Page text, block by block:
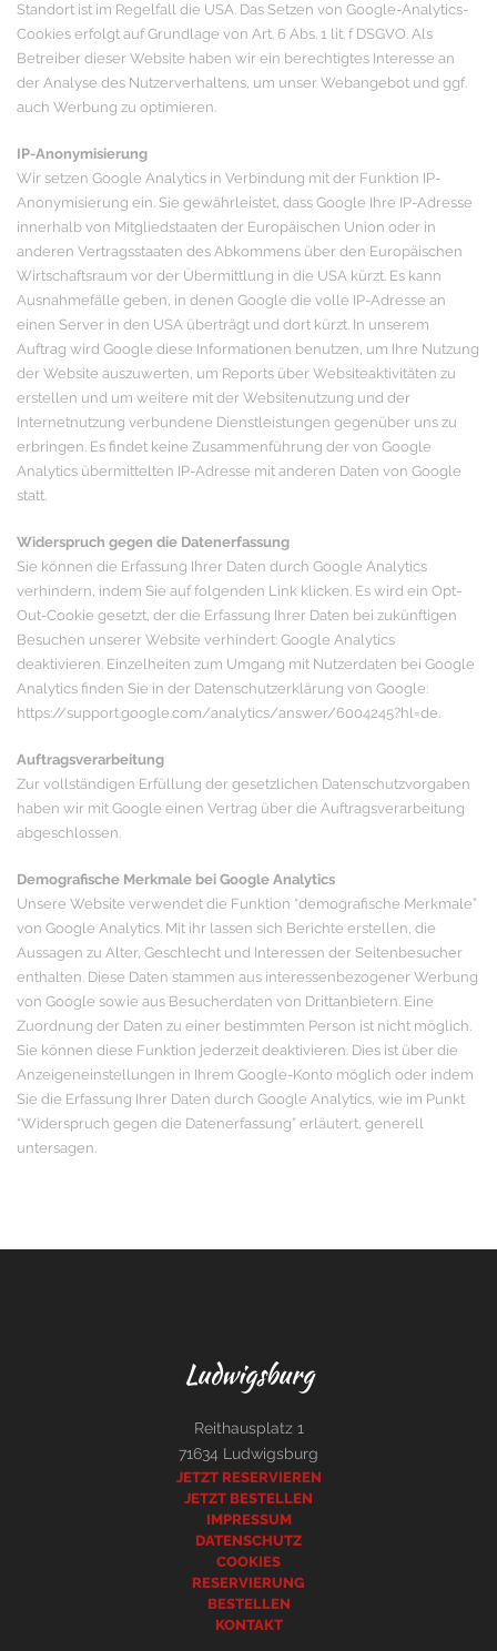
Standort ist im Regelfall die USA. Das Setzen von Google-Analytics-
Cookies erfolgt auf Grundlage von Art. 6 Abs. 1 lit. f DSGVO. Als
Betreiber dieser Website haben wir ein berechtigtes Interesse an
der Analyse des Nutzerverhaltens, um unser Webangebot und ggf.
auch Werbung zu optimieren.
IP-Anonymisierung
Wir setzen Google Analytics in Verbindung mit der Funktion IP-
Anonymisierung ein. Sie gewährleistet, dass Google Ihre IP-Adresse
innerhalb von Mitgliedstaaten der Europäischen Union oder in
anderen Vertragsstaaten des Abkommens über den Europäischen
Wirtschaftsraum vor der Übermittlung in die USA kürzt. Es kann
Ausnahmefälle geben, in denen Google die volle IP-Adresse an
einen Server in den USA überträgt und dort kürzt. In unserem
Auftrag wird Google diese Informationen benutzen, um Ihre Nutzung
der Website auszuwerten, um Reports über Websiteaktivitäten zu
erstellen und um weitere mit der Websitenutzung und der
Internetnutzung verbundene Dienstleistungen gegenüber uns zu
erbringen. Es findet keine Zusammenführung der von Google
Analytics übermittelten IP-Adresse mit anderen Daten von Google
statt.
Widerspruch gegen die Datenerfassung
Sie können die Erfassung Ihrer Daten durch Google Analytics
verhindern, indem Sie auf folgenden Link klicken. Es wird ein Opt-
Out-Cookie gesetzt, der die Erfassung Ihrer Daten bei zukünftigen
Besuchen unserer Website verhindert: Google Analytics
deaktivieren. Einzelheiten zum Umgang mit Nutzerdaten bei Google
Analytics finden Sie in der Datenschutzerklärung von Google:
https://support.google.com/analytics/answer/6004245?hl=de.
Auftragsverarbeitung
Zur vollständigen Erfüllung der gesetzlichen Datenschutzvorgaben
haben wir mit Google einen Vertrag über die Auftragsverarbeitung
abgeschlossen.
Demografische Merkmale bei Google Analytics
Unsere Website verwendet die Funktion “demografische Merkmale”
von Google Analytics. Mit ihr lassen sich Berichte erstellen, die
Aussagen zu Alter, Geschlecht und Interessen der Seitenbesucher
enthalten. Diese Daten stammen aus interessenbezogener Werbung
von Google sowie aus Besucherdaten von Drittanbietern. Eine
Zuordnung der Daten zu einer bestimmten Person ist nicht möglich.
Sie können diese Funktion jederzeit deaktivieren. Dies ist über die
Anzeigeneinstellungen in Ihrem Google-Konto möglich oder indem
Sie die Erfassung Ihrer Daten durch Google Analytics, wie im Punkt
“Widerspruch gegen die Datenerfassung” erläutert, generell
untersagen.
Ludwigsburg
Reithausplatz 1
71634 Ludwigsburg
JETZT RESERVIEREN
JETZT BESTELLEN
IMPRESSUM
DATENSCHUTZ
COOKIES
RESERVIERUNG
BESTELLEN
KONTAKT